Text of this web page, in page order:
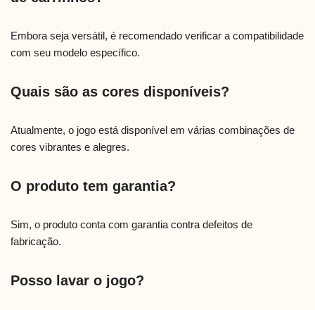
Embora seja versátil, é recomendado verificar a compatibilidade
com seu modelo específico.
Quais são as cores disponíveis?
Atualmente, o jogo está disponível em várias combinações de
cores vibrantes e alegres.
O produto tem garantia?
Sim, o produto conta com garantia contra defeitos de
fabricação.
Posso lavar o jogo?